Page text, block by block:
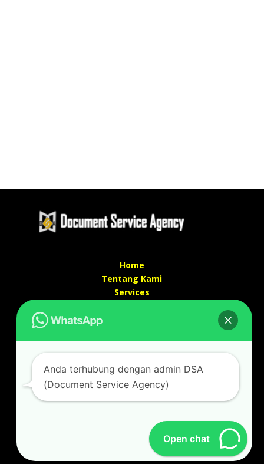
Home
Tentang Kami
Services
Alamat kantor :
Jl Swadaya Pam No 6 Rt 006 Rw 007 Jatinegara,
Cakung, Jakarta Timur 13930
(Dekat Mesjid Al Marzukiyah Swadaya Pam)
No hp/ telpon :087887631193 / 021 48671259
documentsserviceagency@gmail.com
Open chat
Anda terhubung dengan admin DSA
(Document Service Agency)